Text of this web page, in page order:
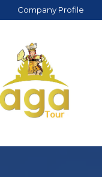
Company Profile